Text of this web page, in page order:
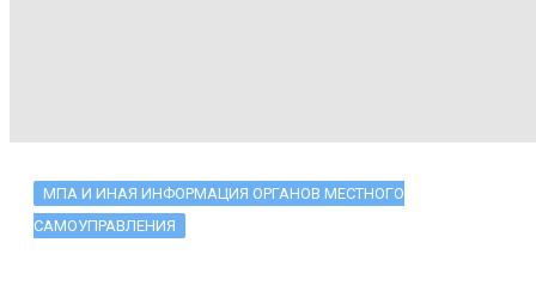
МПА И ИНАЯ ИНФОРМАЦИЯ ОРГАНОВ МЕСТНОГО
САМОУПРАВЛЕНИЯ